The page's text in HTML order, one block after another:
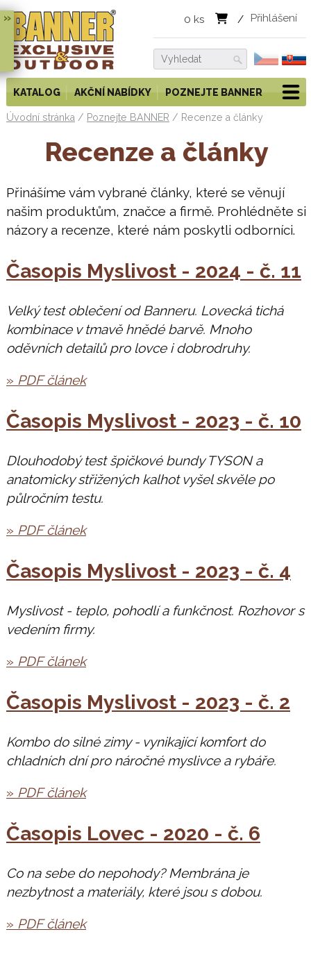
» Přihlášení
0 ks /
KATALOG AKČNÍ NABÍDKY POZNEJTE BANNER
Úvodní stránka / Poznejte BANNER / Recenze a články
Recenze a články
Přinášíme vám vybrané články, které se věnují
našim produktům, značce a firmě. Prohlédněte si
názory a recenze, které nám poskytli odborníci.
Časopis Myslivost - 2024 - č. 11
Velký test oblečení od Banneru. Lovecká tichá
kombinace v tmavě hnědé barvě. Mnoho
oděvních detailů pro lovce i dobrodruhy.
» PDF článek
Časopis Myslivost - 2023 - č. 10
Dlouhodobý test špičkové bundy TYSON a
anatomicky střižených kalhot vyšel skvěle po
půlročním testu.
» PDF článek
Časopis Myslivost - 2023 - č. 4
Myslivost - teplo, pohodlí a funkčnost. Rozhovor s
vedením firmy.
» PDF článek
Časopis Myslivost - 2023 - č. 2
Kombo do silné zimy - vynikající komfort do
chladních dní pro náročné myslivce a rybáře.
» PDF článek
Časopis Lovec - 2020 - č. 6
Co na sebe do nepohody? Membrána je
nezbytnost a materiály, které jsou s dobou.
» PDF článek